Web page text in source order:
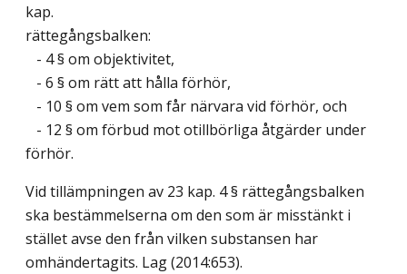
kap.
rättegångsbalken:
- 4 § om objektivitet,
- 6 § om rätt att hålla förhör,
- 10 § om vem som får närvara vid förhör, och
- 12 § om förbud mot otillbörliga åtgärder under
förhör.
Vid tillämpningen av 23 kap. 4 § rättegångsbalken
ska bestämmelserna om den som är misstänkt i
stället avse den från vilken substansen har
omhändertagits. Lag (2014:653).